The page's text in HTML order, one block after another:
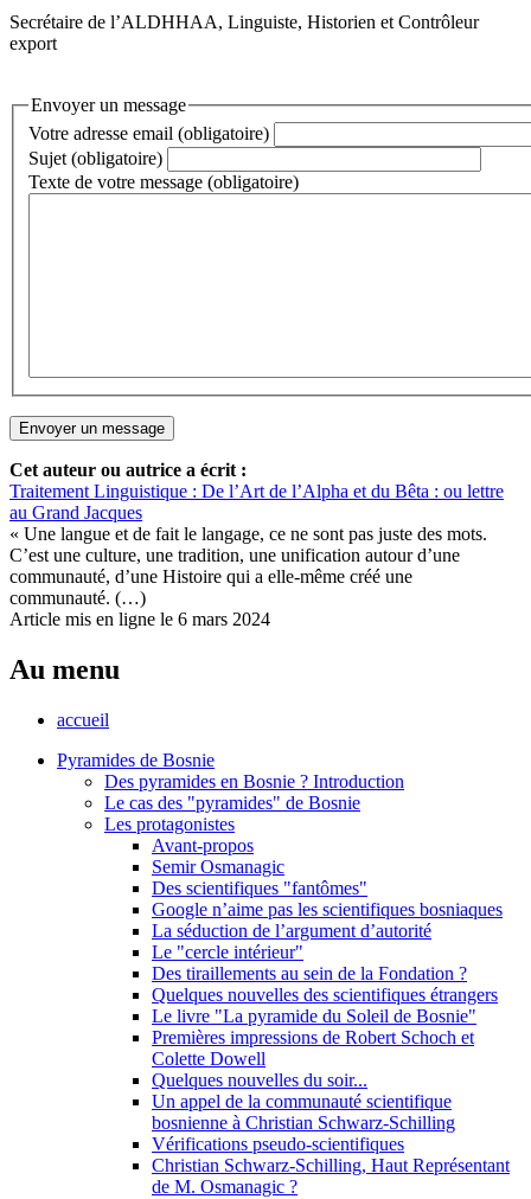
Secrétaire de l’ALDHHAA, Linguiste, Historien et Contrôleur
export
Envoyer un message
Votre adresse email (obligatoire)
Sujet (obligatoire)
Texte de votre message (obligatoire)
Cet auteur ou autrice a écrit :
Traitement Linguistique : De l’Art de l’Alpha et du Bêta : ou lettre
au Grand Jacques
« Une langue et de fait le langage, ce ne sont pas juste des mots.
C’est une culture, une tradition, une unification autour d’une
communauté, d’une Histoire qui a elle-même créé une
communauté. (…)
Article mis en ligne le 6 mars 2024
Au menu
accueil
Pyramides de Bosnie
Des pyramides en Bosnie ? Introduction
Le cas des "pyramides" de Bosnie
Les protagonistes
Avant-propos
Semir Osmanagic
Des scientifiques "fantômes"
Google n’aime pas les scientifiques bosniaques
La séduction de l’argument d’autorité
Le "cercle intérieur"
Des tiraillements au sein de la Fondation ?
Quelques nouvelles des scientifiques étrangers
Le livre "La pyramide du Soleil de Bosnie"
Premières impressions de Robert Schoch et
Colette Dowell
Quelques nouvelles du soir...
Un appel de la communauté scientifique
bosnienne à Christian Schwarz-Schilling
Vérifications pseudo-scientifiques
Christian Schwarz-Schilling, Haut Représentant
de M. Osmanagic ?